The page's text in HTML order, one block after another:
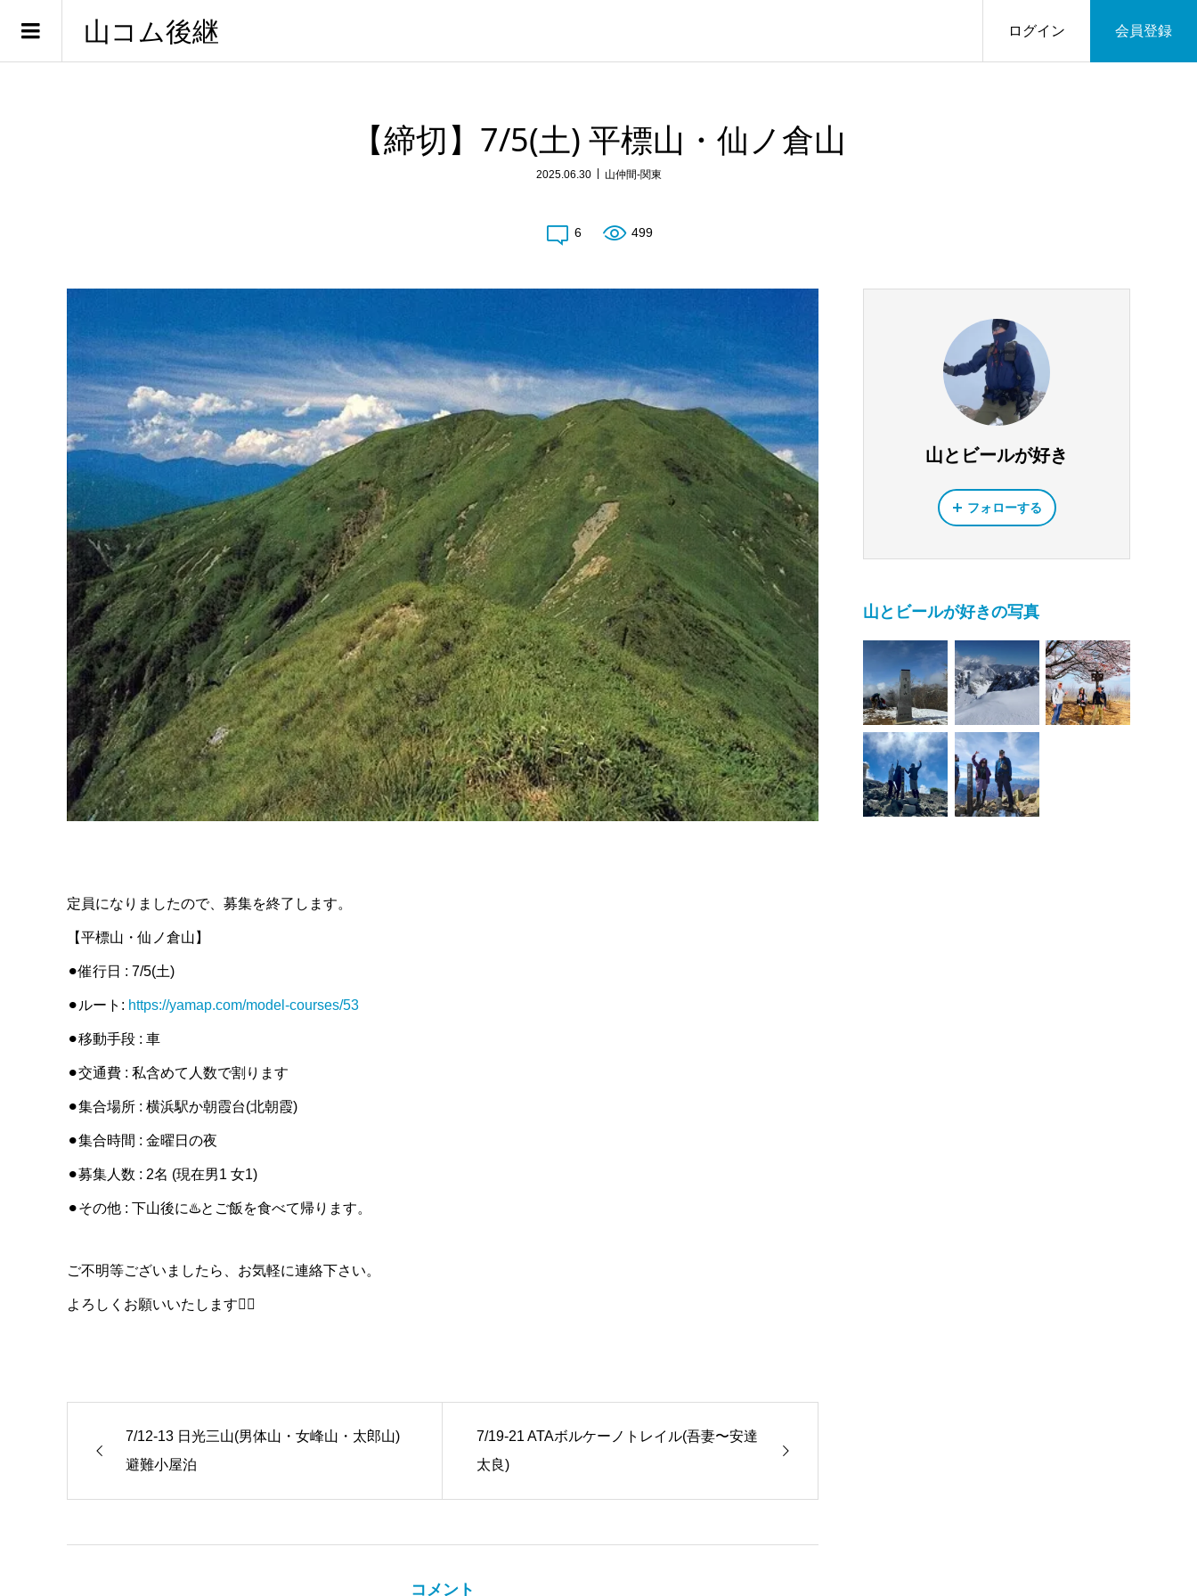
山コム後継 ログイン 会員登録
【締切】7/5(土) 平標山・仙ノ倉山
2025.06.30 山仲間-関東
6 499
定員になりましたので、募集を終了します。
【平標山・仙ノ倉山】
⚫︎催行日 : 7/5(土)
⚫︎ルート: https://yamap.com/model-courses/53
⚫︎移動手段 : 車
⚫︎交通費 : 私含めて人数で割ります
⚫︎集合場所 : 横浜駅か朝霞台(北朝霞)
⚫︎集合時間 : 金曜日の夜
⚫︎募集人数 : 2名 (現在男1 女1)
⚫︎その他 : 下山後に♨️とご飯を食べて帰ります。
ご不明等ございましたら、お気軽に連絡下さい。
よろしくお願いいたします🙇‍♂️
7/12-13 日光三山(男体山・女峰山・太郎山)
避難小屋泊
7/19-21 ATAボルケーノトレイル(吾妻〜安達
太良)
コメント
山とビールが好き
フォローする
山とビールが好きの写真